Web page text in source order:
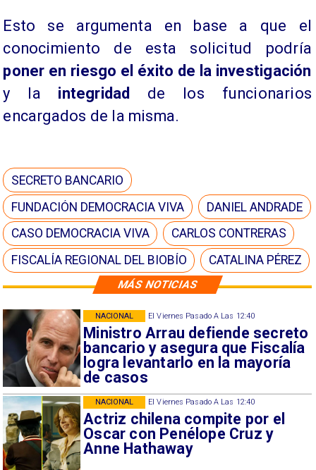
MÁS NOTICIAS
El Viernes Pasado A Las 12:40
Ministro Arrau defiende secreto
bancario y asegura que Fiscalía
logra levantarlo en la mayoría
de casos
NACIONAL
El Viernes Pasado A Las 12:40
Actriz chilena compite por el
Oscar con Penélope Cruz y
Anne Hathaway
NACIONAL
Esto se argumenta en base a que el
conocimiento de esta solicitud podría
poner en riesgo el éxito de la investigación
y la integridad de los funcionarios
encargados de la misma.
SECRETO BANCARIO
FUNDACIÓN DEMOCRACIA VIVA
DANIEL ANDRADE
CASO DEMOCRACIA VIVA
CARLOS CONTRERAS
FISCALÍA REGIONAL DEL BIOBÍO
CATALINA PÉREZ